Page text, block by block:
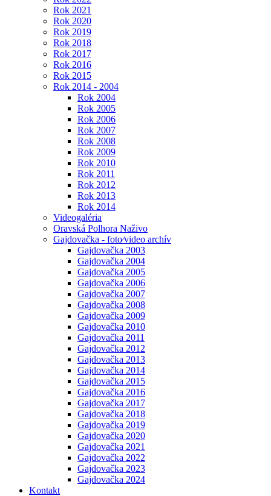
Rok 2021
Rok 2020
Rok 2019
Rok 2018
Rok 2017
Rok 2016
Rok 2015
Rok 2014 - 2004
Rok 2004
Rok 2005
Rok 2006
Rok 2007
Rok 2008
Rok 2009
Rok 2010
Rok 2011
Rok 2012
Rok 2013
Rok 2014
Videogaléria
Oravská Polhora Naživo
Gajdovačka - foto⁄video archív
Gajdovačka 2003
Gajdovačka 2004
Gajdovačka 2005
Gajdovačka 2006
Gajdovačka 2007
Gajdovačka 2008
Gajdovačka 2009
Gajdovačka 2010
Gajdovačka 2011
Gajdovačka 2012
Gajdovačka 2013
Gajdovačka 2014
Gajdovačka 2015
Gajdovačka 2016
Gajdovačka 2017
Gajdovačka 2018
Gajdovačka 2019
Gajdovačka 2020
Gajdovačka 2021
Gajdovačka 2022
Gajdovačka 2023
Gajdovačka 2024
Kontakt